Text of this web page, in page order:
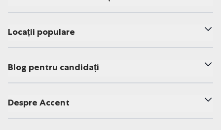
Locații populare
Blog pentru candidați
Despre Accent